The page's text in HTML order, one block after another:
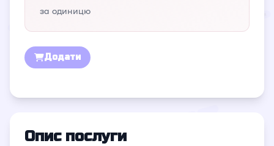
за одиницю
Додати
Опис послуги